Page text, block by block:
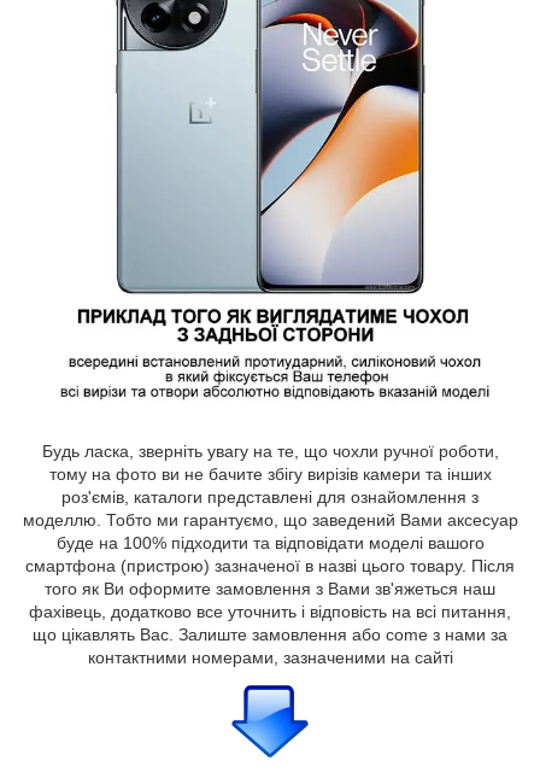
Будь ласка, зверніть увагу на те, що чохли ручної роботи,
тому на фото ви не бачите збігу вирізів камери та інших
роз'ємів, каталоги представлені для ознайомлення з
моделлю. Тобто ми гарантуємо, що заведений Вами аксесуар
буде на 100% підходити та відповідати моделі вашого
смартфона (пристрою) зазначеної в назві цього товару. Після
того як Ви оформите замовлення з Вами зв'яжеться наш
фахівець, додатково все уточнить і відповість на всі питання,
що цікавлять Вас. Залиште замовлення або come з нами за
контактними номерами, зазначеними на сайті